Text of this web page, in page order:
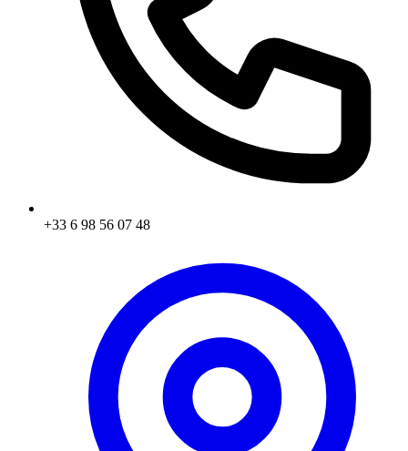
+33 6 98 56 07 48